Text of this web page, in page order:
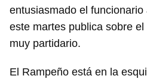
entusiasmado el funcionario
este martes publica sobre
muy partidario.
El Rampeño está en la